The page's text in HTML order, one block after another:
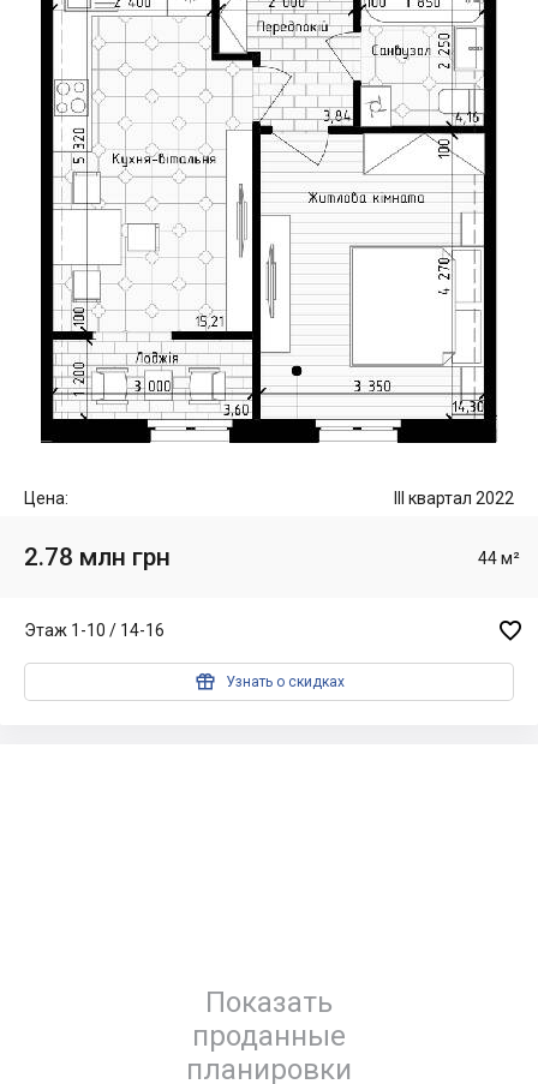
Цена: III квартал 2022
2.78 млн грн 44 м²
Этаж 1-10 / 14-16 
 Узнать о скидках
Показать
проданные
планировки